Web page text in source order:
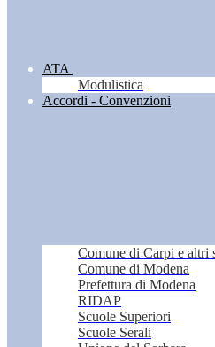
ATA
Modulistica
Accordi - Convenzioni
Comune di Carpi e altri
Comune di Modena
Prefettura di Modena
RIDAP
Scuole Superiori
Scuole Serali